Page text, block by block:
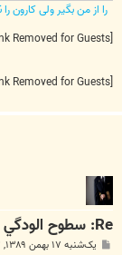
را از من بگیر ولی کارون را
[External Link Removed for Guests]
[External Link Removed for Guests]
Re: سطوح الودگي كشور به مين ومهمات عمل نكرده
یک‌شنبه ۱۷ بهمن ۱۳۸۹, ۶:۰۳ ب.ظ